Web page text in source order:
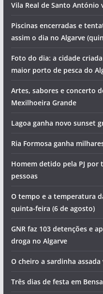
Vila Real de Santo António
Piscinas encerradas e
assim o dia no Algarve
Foto do dia: a cidade
maior porto de pesca do
Artes, sabores e concerto
Mexilhoeira Grande
Lagoa ganha novo sunset
Ria Formosa ganha
Homem detido pela PJ
pessoas
O tempo e a temperatura
quinta-feira (6 de agosto)
GNR faz 103 detenções e
droga no Algarve
O cheiro a sardinha
Três dias de festa em